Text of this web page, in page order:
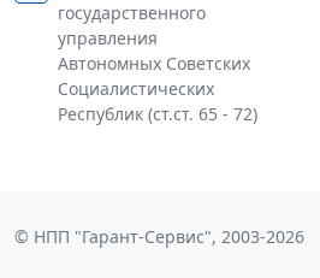
государственного
управления
Автономных Советских
Социалистических
Республик (ст.ст. 65 - 72)
© НПП "Гарант-Сервис", 2003-2026